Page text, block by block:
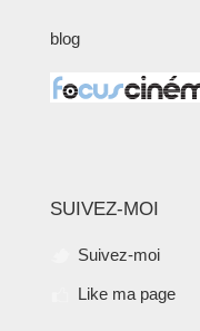
blog
SUIVEZ-MOI
Suivez-moi
Like ma page